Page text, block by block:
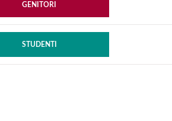
GENITORI
STUDENTI